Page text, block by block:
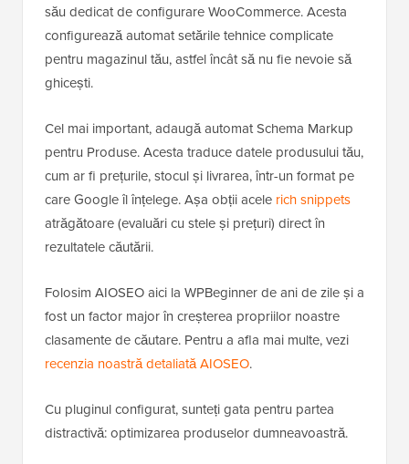
său dedicat de configurare WooCommerce. Acesta
configurează automat setările tehnice complicate
pentru magazinul tău, astfel încât să nu fie nevoie să
ghicești.
Cel mai important, adaugă automat Schema Markup
pentru Produse. Acesta traduce datele produsului tău,
cum ar fi prețurile, stocul și livrarea, într-un format pe
care Google îl înțelege. Așa obții acele rich snippets
atrăgătoare (evaluări cu stele și prețuri) direct în
rezultatele căutării.
Folosim AIOSEO aici la WPBeginner de ani de zile și a
fost un factor major în creșterea propriilor noastre
clasamente de căutare. Pentru a afla mai multe, vezi
recenzia noastră detaliată AIOSEO.
Cu pluginul configurat, sunteți gata pentru partea
distractivă: optimizarea produselor dumneavoastră.